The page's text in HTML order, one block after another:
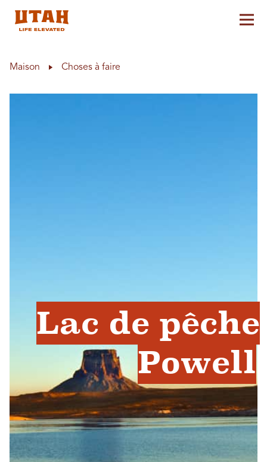
Maison Choses à faire
Lac de pêche
Powell